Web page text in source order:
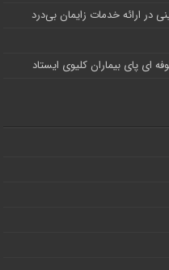
ای پای بیماران کلیوی ایستاد